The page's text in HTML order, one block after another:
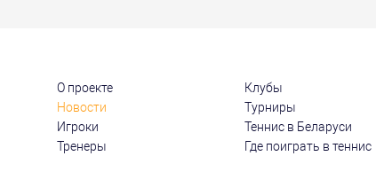
О проекте
Новости
Игроки
Тренеры
Клубы
Турниры
Теннис в Беларуси
Где поиграть в теннис